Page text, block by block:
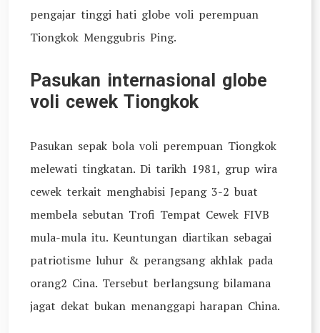
pengajar tinggi hati globe voli perempuan
Tiongkok Menggubris Ping.
Pasukan internasional globe
voli cewek Tiongkok
Pasukan sepak bola voli perempuan Tiongkok
melewati tingkatan. Di tarikh 1981, grup wira
cewek terkait menghabisi Jepang 3-2 buat
membela sebutan Trofi Tempat Cewek FIVB
mula-mula itu. Keuntungan diartikan sebagai
patriotisme luhur & perangsang akhlak pada
orang2 Cina. Tersebut berlangsung bilamana
jagat dekat bukan menanggapi harapan China.